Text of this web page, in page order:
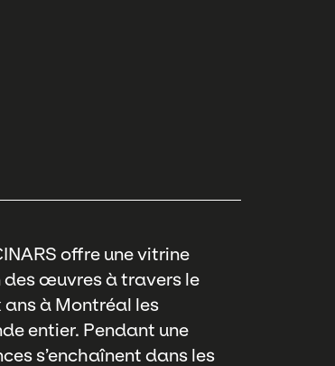
offre une vitrine
œuvres à travers le
ans à Montréal les
entier. Pendant une
s’enchaînent dans les